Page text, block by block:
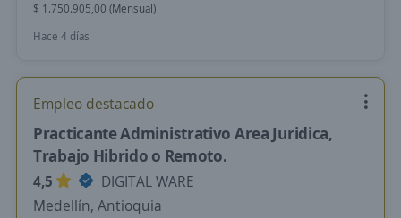
$ 1.750.905,00 (Mensual)
Hace 4 días
Empleo destacado
Practicante Administrativo Area Juridica,
Trabajo Hibrido o Remoto.
4,5
DIGITAL WARE
Medellín, Antioquia